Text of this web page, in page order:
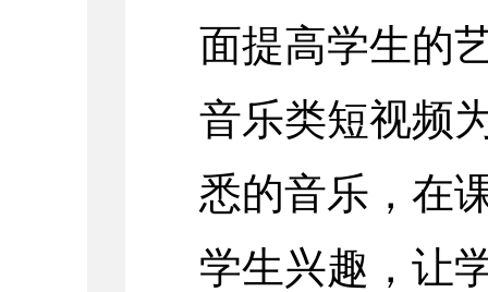
面提高学生的
音乐类短视频
悉的音乐，在
学生兴趣，让